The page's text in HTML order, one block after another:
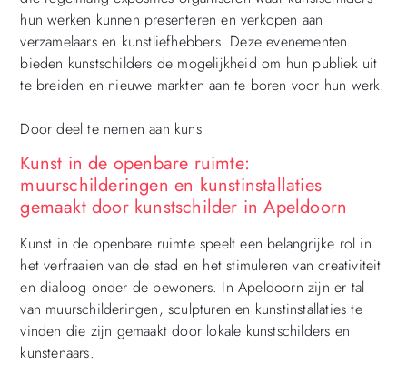
hun werken kunnen presenteren en verkopen aan
verzamelaars en kunstliefhebbers. Deze evenementen
bieden kunstschilders de mogelijkheid om hun publiek uit
te breiden en nieuwe markten aan te boren voor hun werk.
Door deel te nemen aan kuns
Kunst in de openbare ruimte:
muurschilderingen en kunstinstallaties
gemaakt door kunstschilder in Apeldoorn
Kunst in de openbare ruimte speelt een belangrijke rol in
het verfraaien van de stad en het stimuleren van creativiteit
en dialoog onder de bewoners. In Apeldoorn zijn er tal
van muurschilderingen, sculpturen en kunstinstallaties te
vinden die zijn gemaakt door lokale kunstschilders en
kunstenaars.